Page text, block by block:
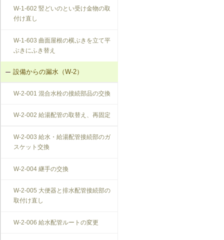
W-1-602 竪どいのとい受け金物の取
付け直し
W-1-603 曲面屋根の横ぶきを立て平
ぶきにふき替え
設備からの漏水（W-2）
W-2-001 混合水栓の接続部品の交換
W-2-002 給湯配管の取替え、再固定
W-2-003 給水・給湯配管接続部のガ
スケット交換
W-2-004 継手の交換
W-2-005 大便器と排水配管接続部の
取付け直し
W-2-006 給水配管ルートの変更